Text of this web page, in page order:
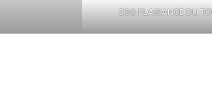
ZOO PLAISANCE DU